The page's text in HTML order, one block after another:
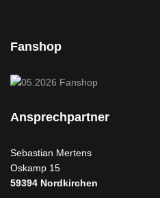
Fanshop
Ansprechpartner
Sebastian Mertens
Oskamp 15
59394 Nordkirchen